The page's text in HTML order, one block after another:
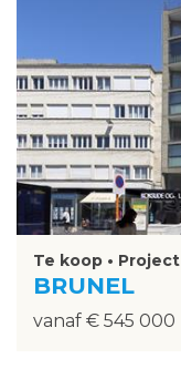
Te koop • Project
BRUNEL
vanaf € 545 000